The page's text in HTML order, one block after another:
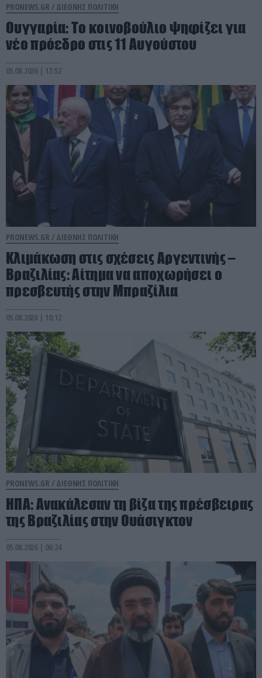
PRONEWS.GR / ΔΙΕΘΝΗΣ ΠΟΛΙΤΙΚΗ
Ουγγαρία: Το κοινοβούλιο ψηφίζει για
νέο πρόεδρο στις 11 Αυγούστου
05.08.2026 | 17:52
PRONEWS.GR / ΔΙΕΘΝΗΣ ΠΟΛΙΤΙΚΗ
Κλιμάκωση στις σχέσεις Αργεντινής –
Βραζιλίας: Αίτημα να αποχωρήσει ο
πρεσβευτής στην Μπραζίλια
05.08.2026 | 10:12
PRONEWS.GR / ΔΙΕΘΝΗΣ ΠΟΛΙΤΙΚΗ
ΗΠΑ: Aνακάλεσαν τη βίζα της πρέσβειρας
της Βραζιλίας στην Ουάσιγκτον
05.08.2026 | 06:24